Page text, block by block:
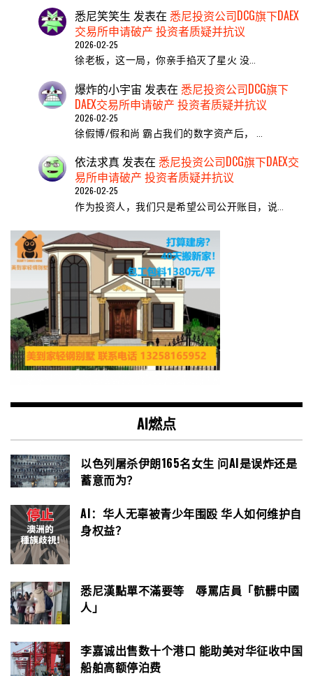
悉尼笑笑生 发表在 悉尼投资公司DCG旗下DAEX
交易所申请破产 投资者质疑并抗议
2026-02-25
​徐老板，这一局，你亲手掐灭了星火 ​没…
爆炸的小宇宙 发表在 悉尼投资公司DCG旗下
DAEX交易所申请破产 投资者质疑并抗议
2026-02-25
徐假博/假和尚 霸占我们的数字资产后， …
依法求真发表在 悉尼投资公司DCG旗下DAEX交
易所申请破产 投资者质疑并抗议
2026-02-25
作为投资人，我们只是希望公司公开账目，说…
AI燃点
以色列屠杀伊朗165名女生 问AI是误炸还是
蓄意而为？
AI：华人无辜被青少年围殴 华人如何维护自
身权益？
悉尼漢點單不滿要等 辱罵店員「骯髒中國
人」
李嘉诚出售数十个港口 能助美对华征收中国
船舶高额停泊费